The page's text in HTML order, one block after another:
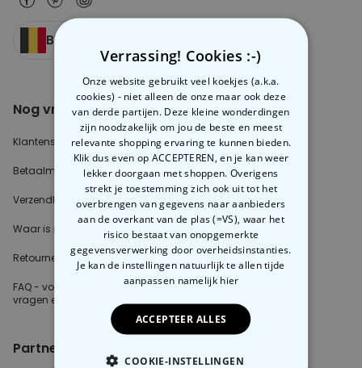
België
Nog vragen?
Klantenservice
Betaalmethoden?
Verzendkosten?
Waar is mijn bestelling?
Retourneren?
FAQ - voor de
meest gestelde
vragen en antwoorden
Over radbag
Ons Team
Blog
Cookie instellingen
Partnerinfo
Verrassing! Cookies :-)
Onze website gebruikt veel koekjes (a.k.a.
cookies) - niet alleen de onze maar ook deze
van derde partijen. Deze kleine wonderdingen
zijn noodzakelijk om jou de beste en meest
relevante shopping ervaring te kunnen bieden.
Klik dus even op ACCEPTEREN, en je kan weer
lekker doorgaan met shoppen. Overigens
strekt je toestemming zich ook uit tot het
overbrengen van gegevens naar aanbieders
aan de overkant van de plas (=VS), waar het
risico bestaat van onopgemerkte
gegevensverwerking door overheidsinstanties.
Je kan de instellingen natuurlijk te allen tijde
aanpassen namelijk hier
ACCEPTEER ALLES
COOKIE-INSTELLINGEN